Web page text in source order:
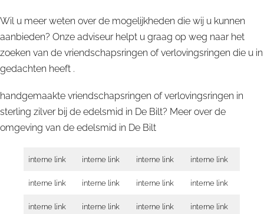
Wil u meer weten over de mogelijkheden die wij u kunnen
aanbieden? Onze adviseur helpt u graag op weg naar het
zoeken van de vriendschapsringen of verlovingsringen die u in
gedachten heeft .
handgemaakte vriendschapsringen of verlovingsringen in
sterling zilver bij de edelsmid in De Bilt? Meer over de
omgeving van de edelsmid in De Bilt
interne link interne link interne link interne link
interne link interne link interne link interne link
interne link interne link interne link interne link